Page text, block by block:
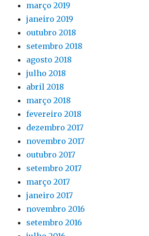
março 2019
janeiro 2019
outubro 2018
setembro 2018
agosto 2018
julho 2018
abril 2018
março 2018
fevereiro 2018
dezembro 2017
novembro 2017
outubro 2017
setembro 2017
março 2017
janeiro 2017
novembro 2016
setembro 2016